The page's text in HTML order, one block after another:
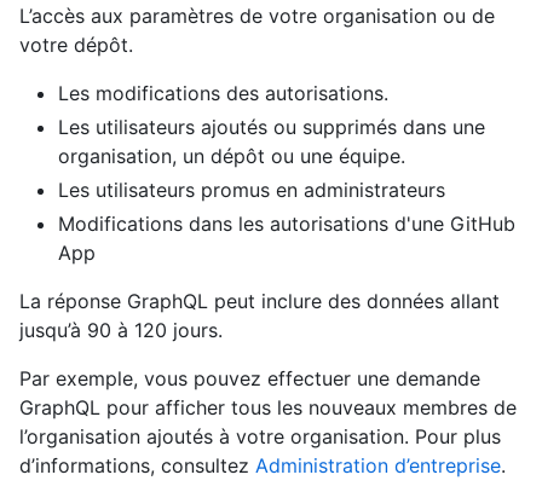
L’accès aux paramètres de votre organisation ou de
votre dépôt.
Les modifications des autorisations.
Les utilisateurs ajoutés ou supprimés dans une
organisation, un dépôt ou une équipe.
Les utilisateurs promus en administrateurs
Modifications dans les autorisations d'une GitHub
App
La réponse GraphQL peut inclure des données allant
jusqu’à 90 à 120 jours.
Par exemple, vous pouvez effectuer une demande
GraphQL pour afficher tous les nouveaux membres de
l’organisation ajoutés à votre organisation. Pour plus
d’informations, consultez Administration d’entreprise.